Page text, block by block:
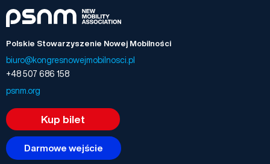
Polskie Stowarzyszenie Nowej Mobilności
biuro@kongresnowejmobilnosci.pl
+48 507 686 158
psnm.org
Kup bilet
Darmowe wejście